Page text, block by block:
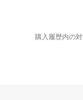
購入履歴内の